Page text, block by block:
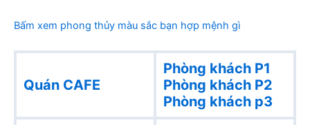
Bấm xem phong thủy màu sắc bạn hợp mệnh gì
Quán CAFE
Phòng khách P1
Phòng khách P2
Phòng khách p3